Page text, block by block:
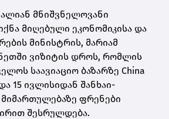
მნიშვნელოვანი
მიღებული ეკონომიკისა და
მინისტრის, მარიამ
ვიზიტის დროს, რომლის
საავიაციო ბაზარზე China
15 ივლისიდან შანხაი-
ფრენები
შესრულდება.